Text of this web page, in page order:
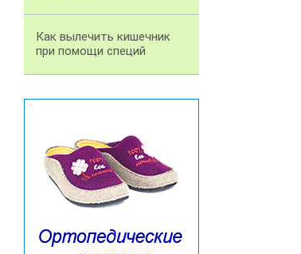
Как вылечить кишечник
при помощи специй